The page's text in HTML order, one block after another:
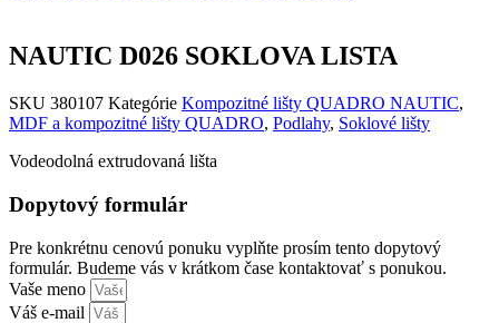
NAUTIC D026 SOKLOVA LISTA
SKU 380107 Kategórie Kompozitné lišty QUADRO NAUTIC,
MDF a kompozitné lišty QUADRO, Podlahy, Soklové lišty
Vodeodolná extrudovaná lišta
Dopytový formulár
Pre konkrétnu cenovú ponuku vyplňte prosím tento dopytový
formulár. Budeme vás v krátkom čase kontaktovať s ponukou.
Vaše meno
Váš e-mail